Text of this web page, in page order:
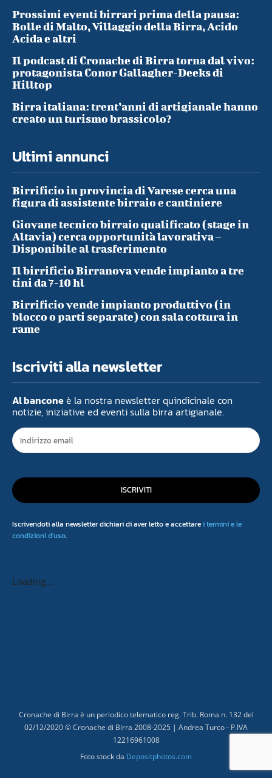
Prossimi eventi birrari prima della pausa:
Bolle di Malto, Villaggio della Birra, Acido
Acida e altri
Il podcast di Cronache di Birra torna dal vivo:
protagonista Conor Gallagher-Deeks di
Hilltop
Birra italiana: trent’anni di artigianale hanno
creato un turismo brassicolo?
Ultimi annunci
Birrificio in provincia di Varese cerca una
figura di assistente birraio e cantiniere
Giovane tecnico birraio qualificato (stage in
Altavia) cerca opportunità lavorativa –
Disponibile al trasferimento
Il birrificio Birranova vende impianto a tre
tini da 7-10 hl
Birrificio vende impianto produttivo (in
blocco o parti separate) con sala cottura in
rame
Iscriviti alla newsletter
Al banconeè la nostra newsletter quindicinale con
notizie, iniziative ed eventi sulla birra artigianale.
ISCRIVITI
Iscrivendoti alla newsletter dichiari di aver letto e accettarei termini e le
condizioni d'uso.
Loading...
Cronache di Birra è un periodico telematico reg. Trib. Roma n. 132 del
02/12/2020 © Cronache di Birra 2008-2025 | Andrea Turco - P.IVA
12216961008
Foto stock da Depositphotos.com